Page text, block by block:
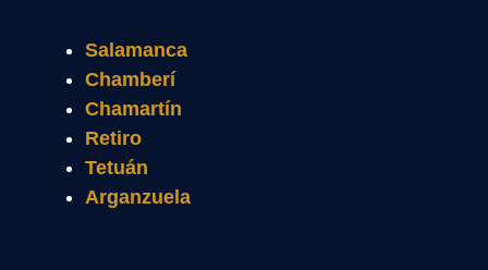
Salamanca
Chamberí
Chamartín
Retiro
Tetuán
Arganzuela